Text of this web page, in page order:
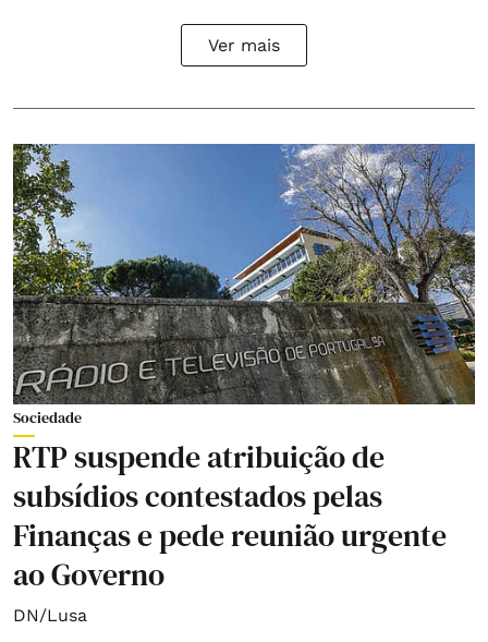
Ver mais
Sociedade
RTP suspende atribuição de
subsídios contestados pelas
Finanças e pede reunião urgente
ao Governo
DN/Lusa